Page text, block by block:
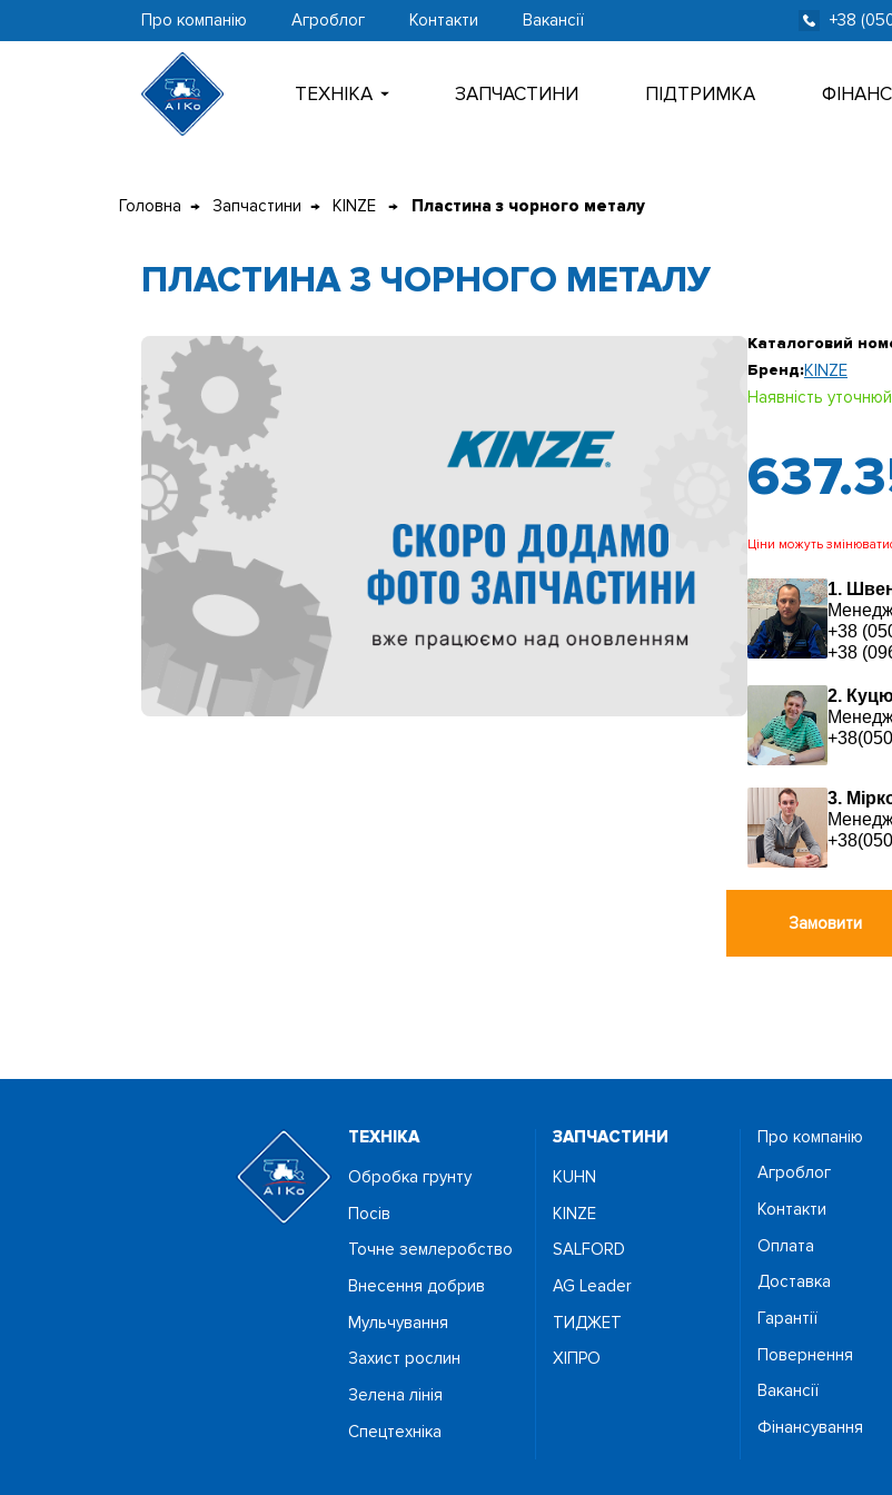
Про компанію Агроблог Контакти Вакансії +38
ТЕХНIКА ЗАПЧАСТИНИ ПІДТРИМКА
Головна Запчастини KINZE Пластина з чорного металу
ПЛАСТИНА З ЧОРНОГО МЕТАЛУ
Каталоговий
Бренд:KINZE
Наявність
Ціни можуть
1.
+38
+38
2.
3.
Замовити
ТЕХНIКА
Обробка грунту
Посiв
Точне землеробство
Внесення добрив
Мульчування
Захист рослин
Зелена лінія
Спецтехніка
ЗАПЧАСТИНИ
KUHN
KINZE
SALFORD
AG Leader
ТИДЖЕТ
ХІПРО
Про компанію
Агроблог
Контакти
Оплата
Доставка
Гарантії
Повернення
Вакансії
Фінансування